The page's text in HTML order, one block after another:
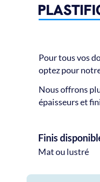
Pour tous vos
optez pour
Nous offrons
épaisseurs et
Finis
Mat ou lustré